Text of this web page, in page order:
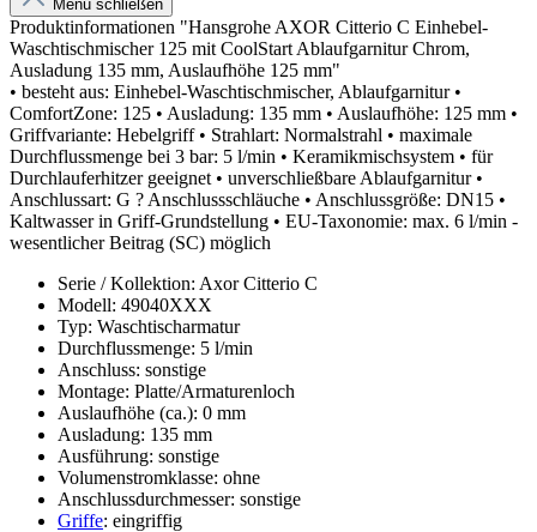
Menü schließen
Produktinformationen "Hansgrohe AXOR Citterio C Einhebel-
Waschtischmischer 125 mit CoolStart Ablaufgarnitur Chrom,
Ausladung 135 mm, Auslaufhöhe 125 mm"
• besteht aus: Einhebel-Waschtischmischer, Ablaufgarnitur •
ComfortZone: 125 • Ausladung: 135 mm • Auslaufhöhe: 125 mm •
Griffvariante: Hebelgriff • Strahlart: Normalstrahl • maximale
Durchflussmenge bei 3 bar: 5 l/min • Keramikmischsystem • für
Durchlauferhitzer geeignet • unverschließbare Ablaufgarnitur •
Anschlussart: G ? Anschlussschläuche • Anschlussgröße: DN15 •
Kaltwasser in Griff-Grundstellung • EU-Taxonomie: max. 6 l/min -
wesentlicher Beitrag (SC) möglich
Serie / Kollektion: Axor Citterio C
Modell: 49040XXX
Typ: Waschtischarmatur
Durchflussmenge: 5 l/min
Anschluss: sonstige
Montage: Platte/Armaturenloch
Auslaufhöhe (ca.): 0 mm
Ausladung: 135 mm
Ausführung: sonstige
Volumenstromklasse: ohne
Anschlussdurchmesser: sonstige
Griffe: eingriffig